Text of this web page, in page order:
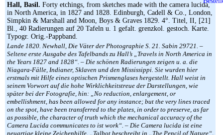
Hall, Basil. Forty etchings, from sketches made with the camera lucida,
in North America, in 1827 and 1828. Edinburgh, Cadell & Co., London,
Simpkin & Marshall and Moon, Boys & Graves 1829. 4°. Titel, II, [21]
Bl., 40 Radierungen auf 20 Tafeln u. 1 gefalt. grenzkol. gestoch. Karte.
Typogr. Orig.-Pappband.
Lande 1820. Newhall, Die Väter der Photographie S. 21. Sabin 29721. –
Seltene erste Ausgabe des Tafelbands zu Hall’s „Travels in North America in
the Years 1827 and 1828“. – Die schönen Radierungen zeigen u. a. die
Niagara-Fälle, Indianer, Sklaven und den Mississippi. Sie wurden hier
erstmals mit Hilfe eines optischen Prismenglases hergestellt. Hall weist in
seinem Vorwort auf die hohe Wirklichkeitstreue der Darstellungen, wie
später bei der Fotografie, hin: „No reduction, enlargement, or
embellishment, has been allowed for any instance; but the very lines traced
on the spot, have been transferred to the plates, in order to preserve, as far
as possible, the character of truth which the mechanical accuracy of the
Camera Lucida communicates to ist work“. – Die Camera lucida ist eine
neuartige kleine Zeichenhilfe. „Talbot beschreibt in „The Pencil of Nature“,